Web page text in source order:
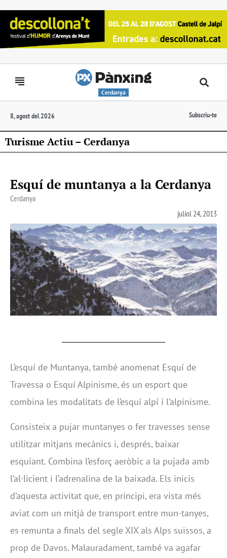
Cerdanya
8, agost del 2026 Subscriu-te
Turisme Actiu – Cerdanya
Esquí de muntanya a la Cerdanya
Cerdanya
juliol 24, 2013
L’esquí de Muntanya, també anomenat Esquí de
Travessa o Esquí Alpinisme, és un esport que
combina les modalitats de l’esquí alpí i l’alpinisme.
Consisteix a pujar muntanyes o fer travesses sense
utilitzar mitjans mecànics i, després, baixar
esquiant. Combina l’esforç aeròbic a la pujada amb
l’al·licient i l’adrenalina de la baixada. Els inicis
d’aquesta activitat que, en principi, era vista més
aviat com un mitjà de transport entre mun-tanyes,
es remunta a finals del segle XIX als Alps suïssos, a
prop de Davos. Malauradament, també va agafar